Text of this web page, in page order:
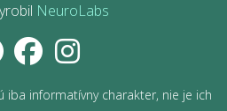
NeuroLabs
informatívny charakter, nie je ich